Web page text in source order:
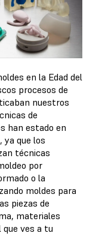
en la Edad del
procesos de
nuestros
de
han estado en
ya que los
técnicas
por
o la
moldes para
piezas de
materiales
ves a tu